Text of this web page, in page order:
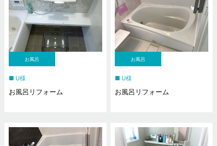
お風呂
U様
お風呂リフォーム
お風呂
U様
お風呂リフォーム